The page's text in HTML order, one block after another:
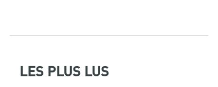
LES PLUS LUS